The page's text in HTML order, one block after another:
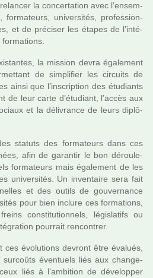
la concer­ta­tion avec l’ensem­
for­ma­teurs, uni­ver­si­tés, pro­fes­sion­
et de pré­ci­ser les étapes de l’inté­
la mis­sion devra également
de sim­pli­fier les cir­cuits de
ainsi que l’ins­crip­tion des étudiants
de leur carte d’étudiant, l’accès aux
et la déli­vrance de leurs diplô­
sta­tuts des for­ma­teurs dans ces
afin de garan­tir le bon dérou­le­
for­ma­teurs mais également de les
uni­ver­si­tés. Un inven­taire sera fait
et des outils de gou­ver­nance
pour bien inclure ces for­ma­tions,
cons­ti­tu­tion­nels, légis­la­tifs ou
pour­rait ren­contrer.
ces évolutions devront être évalués,
éventuels liés aux chan­ge­
liés à l’ambi­tion de déve­lop­per